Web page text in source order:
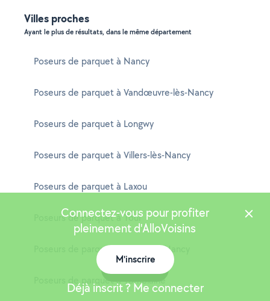
Villes proches
Ayant le plus de résultats, dans le même département
Poseurs de parquet à Nancy
Poseurs de parquet à Vandœuvre-lès-Nancy
Poseurs de parquet à Longwy
Poseurs de parquet à Villers-lès-Nancy
Poseurs de parquet à Laxou
Poseurs de parquet à Toul
Poseurs de parquet à Essey-lès-Nancy
Poseurs de parquet à Tomblaine
Connectez-vous pour profiter
pleinement d'AlloVoisins
M'inscrire
Déjà inscrit ? Me connecter